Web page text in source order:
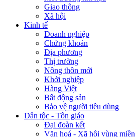
Giao thông
Xã hội
Kinh tế
Doanh nghiệp
Chứng khoán
Địa phương
Thị trường
Nông thôn mới
Khởi nghiệp
Hàng Việt
Bất động sản
Bảo vệ người tiêu dùng
Dân tộc - Tôn giáo
Đại đoàn kết
Văn hoá - Xã hội vùng miền